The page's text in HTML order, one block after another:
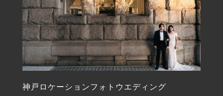
神戸ロケーションフォトウエディング